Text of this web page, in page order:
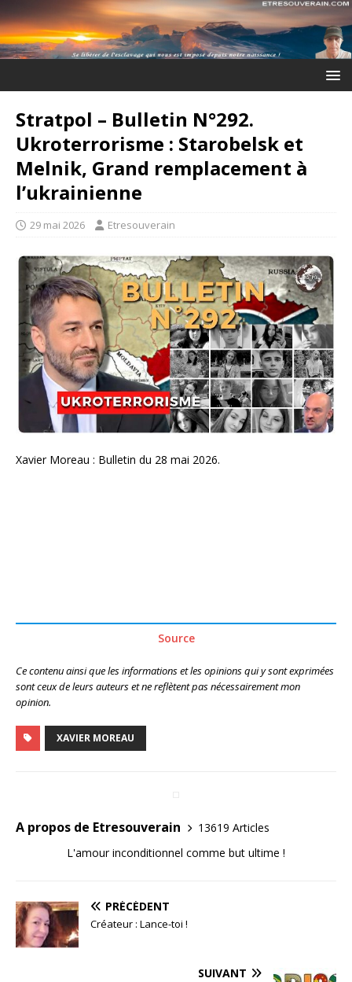
Stratpol – Bulletin N°292.
Ukroterrorisme : Starobelsk et
Melnik, Grand remplacement à
l’ukrainienne
29 mai 2026 Etresouverain
Xavier Moreau : Bulletin du 28 mai 2026.
Source
Ce contenu ainsi que les informations et les opinions qui y sont exprimées
sont ceux de leurs auteurs et ne reflètent pas nécessairement mon
opinion.
XAVIER MOREAU
A propos de Etresouverain
13619 Articles
L'amour inconditionnel comme but ultime !
PRÉCÉDENT
Créateur : Lance-toi !
SUIVANT